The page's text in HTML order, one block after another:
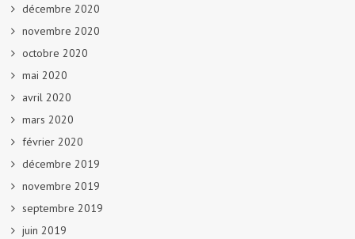
décembre 2020
novembre 2020
octobre 2020
mai 2020
avril 2020
mars 2020
février 2020
décembre 2019
novembre 2019
septembre 2019
juin 2019